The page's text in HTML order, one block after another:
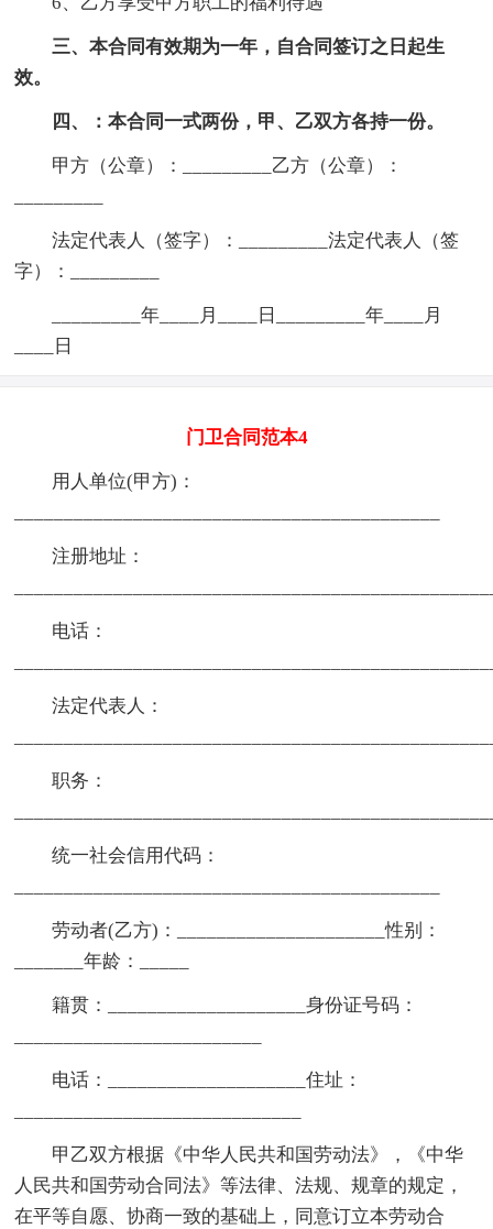
三、本合同有效期为一年，自合同签订之日起生
效。
四、：本合同一式两份，甲、乙双方各持一份。
甲方（公章）：_________乙方（公章）：
法定代表人（签字）：_________法定代表人（签
字）：_________
_________年____月____日_________年____月
____日
门卫合同范本4
用人单位(甲方)：
注册地址：
电话：
法定代表人：
职务：
统一社会信用代码：
劳动者(乙方)：_____________________性别：
_______年龄：_____
籍贯：____________________身份证号码：
电话：____________________住址：
甲乙双方根据《中华人民共和国劳动法》，《中华
人民共和国劳动合同法》等法律、法规、规章的规定，
在平等自愿、协商一致的基础上，同意订立本劳动合